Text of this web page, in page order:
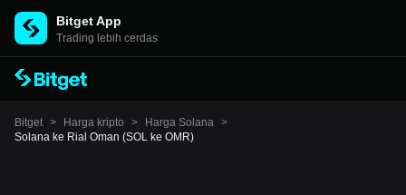
Bitget App
Trading lebih cerdas
Bitget > Harga kripto > Harga Solana >
Solana ke Rial Oman (SOL ke OMR)